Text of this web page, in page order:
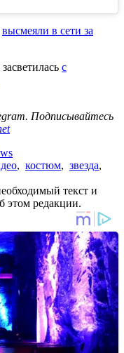
высмеяли в сети за
с
Подписывайтесь
, костюм, звезда,
текст и
этом редакции.